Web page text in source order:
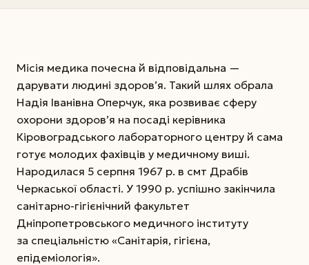
Місія медика почесна й відповідальна —
дарувати людині здоров’я. Такий шлях обрала
Надія Іванівна Оперчук, яка розвиває сферу
охорони здоров’я на посаді керівника
Кіровоградського лабораторного центру й сама
готує молодих фахівців у медичному виші.
Народилася 5 серпня 1967 р. в смт Драбів
Черкаської області. У 1990 р. успішно закінчила
санітарно-гігієнічний факультет
Дніпропетровського медичного інституту
за спеціальністю «Санітарія, гігієна,
епідеміологія».